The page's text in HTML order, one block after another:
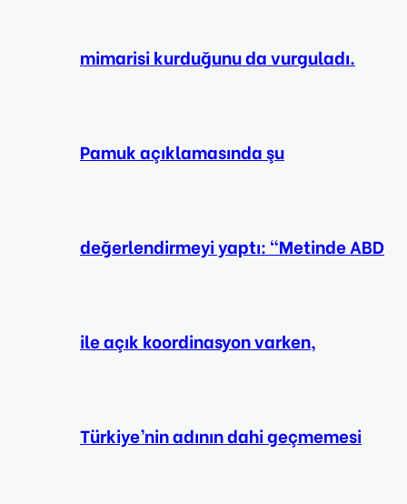
mimarisi kurduğunu da vurguladı.
Pamuk açıklamasında şu
değerlendirmeyi yaptı: “Metinde ABD
ile açık koordinasyon varken,
Türkiye’nin adının dahi geçmemesi